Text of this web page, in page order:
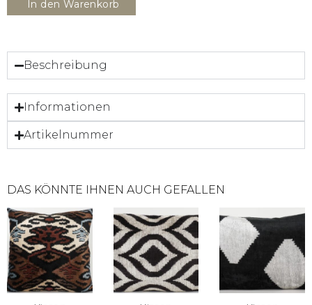
In den Warenkorb
Beschreibung
Informationen
Artikelnummer
DAS KÖNNTE IHNEN AUCH GEFALLEN